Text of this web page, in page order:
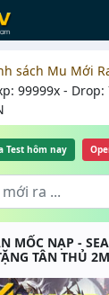
sách Mu Mới
99999x - Drop:
Test hôm nay
MỐC NẠP -
TÂN THỦ